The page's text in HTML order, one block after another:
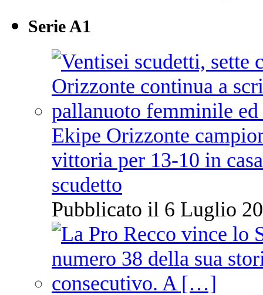
Serie A1
Ekipe Orizzonte
vittoria per 13-10 in
scudetto
Pubblicato il 6 Luglio